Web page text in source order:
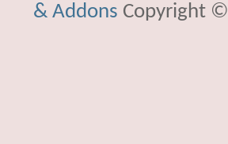
& Addons Copyright